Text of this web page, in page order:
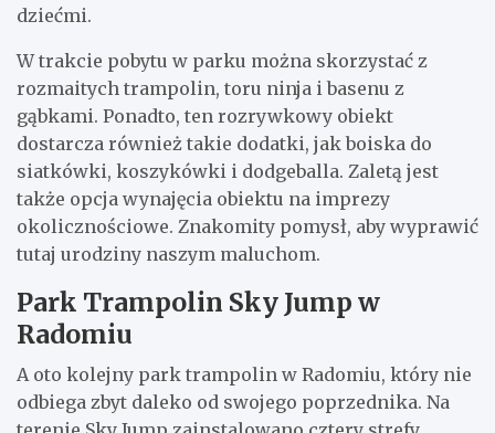
dziećmi.
W trakcie pobytu w parku można skorzystać z
rozmaitych trampolin, toru ninja i basenu z
gąbkami. Ponadto, ten rozrywkowy obiekt
dostarcza również takie dodatki, jak boiska do
siatkówki, koszykówki i dodgeballa. Zaletą jest
także opcja wynajęcia obiektu na imprezy
okolicznościowe. Znakomity pomysł, aby wyprawić
tutaj urodziny naszym maluchom.
Park Trampolin Sky Jump w
Radomiu
A oto kolejny park trampolin w Radomiu, który nie
odbiega zbyt daleko od swojego poprzednika. Na